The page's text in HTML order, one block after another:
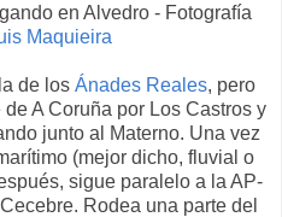
en Alvedro - Fotografía
Maquieira
de los Ánades Reales, pero
A Coruña por Los Castros y
junto al Materno. Una vez
(mejor dicho, fluvial o
sigue paralelo a la AP-
Rodea una parte del